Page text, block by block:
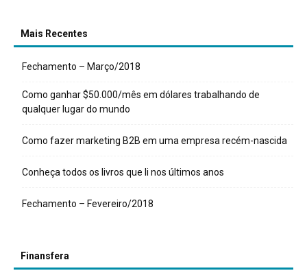
Mais Recentes
Fechamento – Março/2018
Como ganhar $50.000/mês em dólares trabalhando de
qualquer lugar do mundo
Como fazer marketing B2B em uma empresa recém-nascida
Conheça todos os livros que li nos últimos anos
Fechamento – Fevereiro/2018
Finansfera